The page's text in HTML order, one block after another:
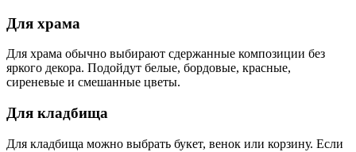
Для храма
Для храма обычно выбирают сдержанные композиции без
яркого декора. Подойдут белые, бордовые, красные,
сиреневые и смешанные цветы.
Для кладбища
Для кладбища можно выбрать букет, венок или корзину. Если